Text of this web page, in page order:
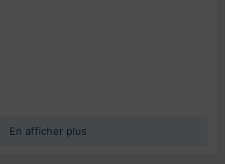
En afficher plus